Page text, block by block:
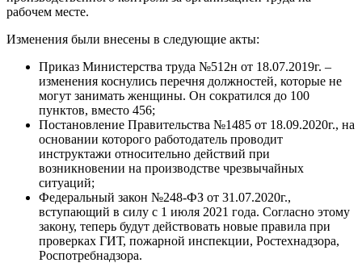
рабочем месте.
Изменения были внесены в следующие акты:
Приказ Министерства труда №512н от 18.07.2019г. –
изменения коснулись перечня должностей, которые не
могут занимать женщины. Он сократился до 100
пунктов, вместо 456;
Постановление Правительства №1485 от 18.09.2020г., на
основании которого работодатель проводит
инструктажи относительно действий при
возникновении на производстве чрезвычайных
ситуаций;
Федеральный закон №248-ФЗ от 31.07.2020г.,
вступающий в силу с 1 июля 2021 года. Согласно этому
закону, теперь будут действовать новые правила при
проверках ГИТ, пожарной инспекции, Ростехнадзора,
Роспотребнадзора.